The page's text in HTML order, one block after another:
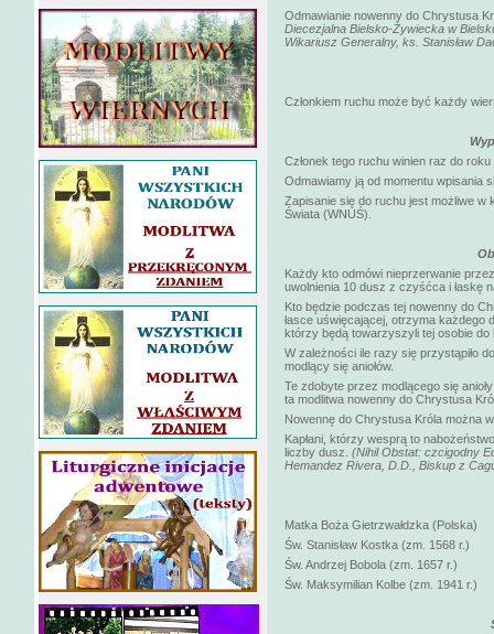
Odmawianie nowenny do Chrystusa
Diecezjalna Bielsko-Żywiecka w
Wikariusz Generalny, ks. Stanisław
Członkiem ruchu może być każdy
Członek tego ruchu winien raz do
Odmawiamy ją od momentu wpisania
Zapisanie się do ruchu jest możliwe w
Świata (WNUŚ).
Każdy kto odmówi nieprzerwanie
uwolnienia 10 dusz z czyśćca i łaskę
Kto będzie podczas tej nowenny do
łasce uświęcającej, otrzyma każdego
którzy będą towarzyszyli tej osobie do
W zależności ile razy się przystąpiło
modlący się aniołów.
Te zdobyte przez modlącego się
ta modlitwa nowenny do Chrystusa
Nowennę do Chrystusa Króla można
Kapłani, którzy wesprą to
liczby dusz. (Nihil Obstat: czcigodny
Hemandez Rivera, D.D., Biskup z
Matka Boża Gietrzwałdzka (Polska)
Św. Stanisław Kostka (zm. 1568 r.)
Św. Andrzej Bobola (zm. 1657 r.)
Św. Maksymilian Kolbe (zm. 1941 r.)